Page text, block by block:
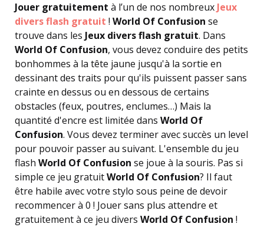
Jouer gratuitement à l’un de nos nombreux Jeux
divers flash gratuit ! World Of Confusion se
trouve dans les Jeux divers flash gratuit. Dans
World Of Confusion, vous devez conduire des petits
bonhommes à la tête jaune jusqu'à la sortie en
dessinant des traits pour qu'ils puissent passer sans
crainte en dessus ou en dessous de certains
obstacles (feux, poutres, enclumes…) Mais la
quantité d'encre est limitée dans World Of
Confusion. Vous devez terminer avec succès un level
pour pouvoir passer au suivant. L'ensemble du jeu
flash World Of Confusion se joue à la souris. Pas si
simple ce jeu gratuitWorld Of Confusion? Il faut
être habile avec votre stylo sous peine de devoir
recommencer à 0 ! Jouer sans plus attendre et
gratuitement à ce jeu divers World Of Confusion !